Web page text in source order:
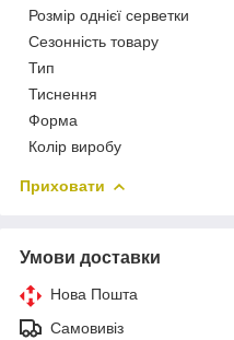
Розмір однієї серветки
Сезонність товару
Тип
Тиснення
Форма
Колір виробу
Приховати
Умови доставки
Нова Пошта
Самовивіз